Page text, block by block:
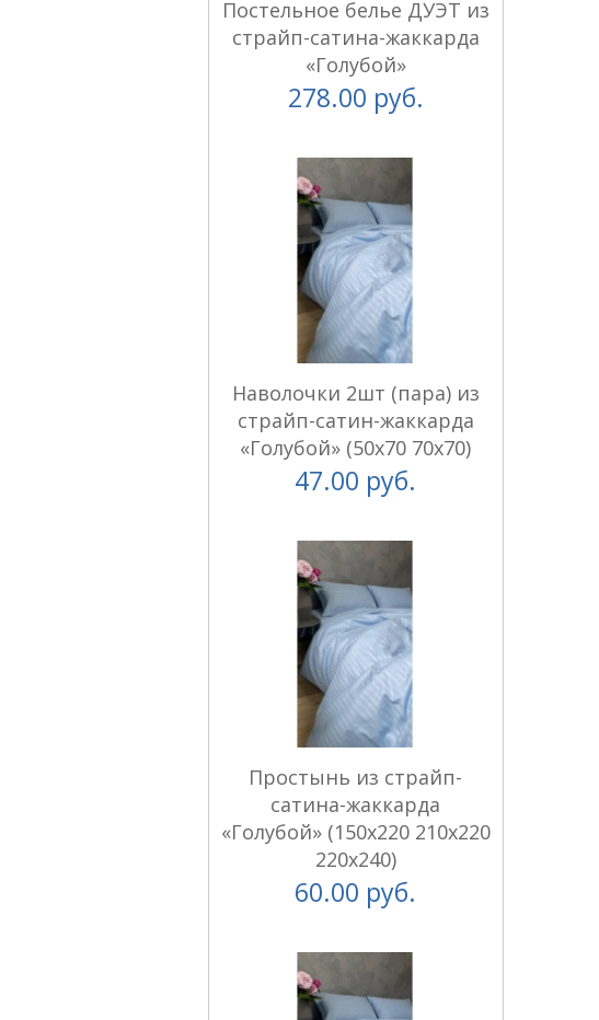
Постельное белье ДУЭТ из
страйп-сатина-жаккарда
«Голубой»
278.00 руб.
Наволочки 2шт (пара) из
страйп-сатин-жаккарда
«Голубой» (50x70 70x70)
47.00 руб.
Простынь из страйп-
сатина-жаккарда
«Голубой» (150x220 210x220
220x240)
60.00 руб.